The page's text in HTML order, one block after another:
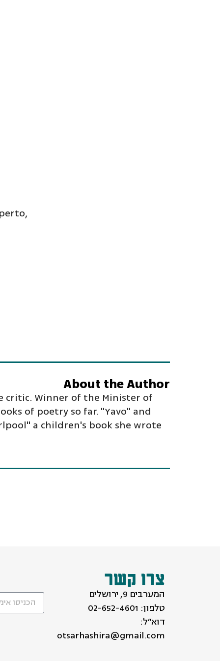
About the Author
Winner of the Minister of
of poetry so far. "Yavo" and
a children's book she wrote
צרו קשר
המערבים 9, ירושלים
טלפון: 02-652-4601
דוא״ל:
otsarhashira@gmail.com